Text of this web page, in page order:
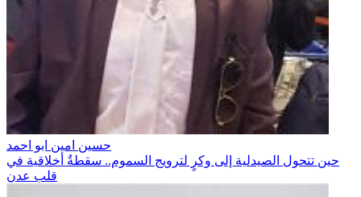
حسين امين ابو احمد
حين تتحول الصيدلية إلى وكرٍ لترويج السموم.. سقطةٌ أخلاقية في
قلب عدن